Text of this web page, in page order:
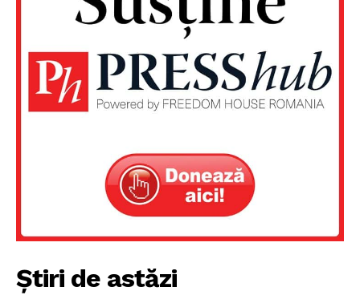
Știri de astăzi